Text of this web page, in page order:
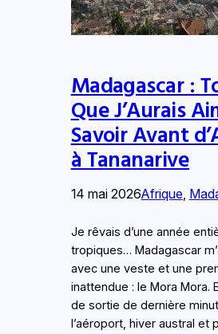
Madagascar :
Que J’Aurais
Savoir Avant
à Tananarive
14 mai 2026Afrique,
Je rêvais d’une année
tropiques… Madagascar
avec une veste et une
inattendue : le Mora Mora.
de sortie de dernière
l’aéroport, hiver austral et